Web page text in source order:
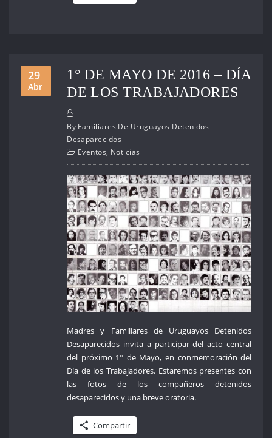
29
Abr
1° DE MAYO DE 2016 – DÍA
DE LOS TRABAJADORES
By Familiares De Uruguayos Detenidos
Desaparecidos
Eventos, Noticias
Madres y Familiares de Uruguayos Detenidos
Desaparecidos invita a participar del acto central
del próximo 1° de Mayo, en conmemoración del
Día de los Trabajadores. Estaremos presentes con
las fotos de los compañeros detenidos
desaparecidos y una breve oratoria.
Compartir